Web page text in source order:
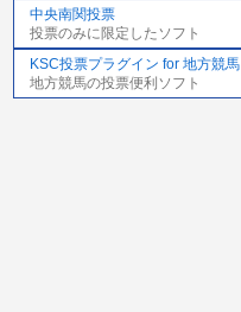
中央南関投票
投票のみに限定したソフト
KSC投票プラグイン for 地方競馬
地方競馬の投票便利ソフト